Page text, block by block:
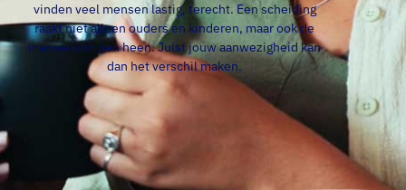
vinden veel mensen lastig, terecht. Een scheiding
raakt niet alleen ouders en kinderen, maar ook de
mensen om hen heen. Juist jouw aanwezigheid kan
dan het verschil maken.